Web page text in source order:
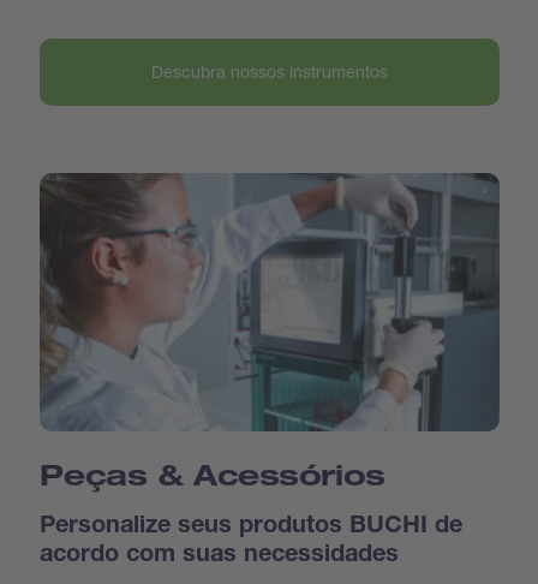
Descubra nossos instrumentos
Peças & Acessórios
Personalize seus produtos BUCHI de
acordo com suas necessidades